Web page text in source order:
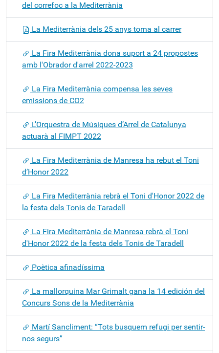
del correfoc a la Mediterrània
La Mediterrània dels 25 anys torna al carrer
La Fira Mediterrània dona suport a 24 propostes
amb l'Obrador d'arrel 2022-2023
La Fira Mediterrània compensa les seves
emissions de CO2
L’Orquestra de Músiques d’Arrel de Catalunya
actuarà al FIMPT 2022
La Fira Mediterrània de Manresa ha rebut el Toni
d’Honor 2022
La Fira Mediterrània rebrà el Toni d'Honor 2022 de
la festa dels Tonis de Taradell
La Fira Mediterrània de Manresa rebrà el Toni
d'Honor 2022 de la festa dels Tonis de Taradell
Poètica afinadíssima
La mallorquina Mar Grimalt gana la 14 edición del
Concurs Sons de la Mediterrània
Martí Sancliment: “Tots busquem refugi per sentir-
nos segurs”